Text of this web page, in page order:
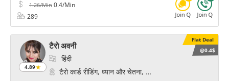
1.26/Min 0.4/Min
289
Flat Deal
@0.4$
4.89
टैरो अवनी
हिंदी
टैरो कार्ड रीडिंग, ध्यान और चेतना, चक्र हीलिंग, प्रेम और विवाह के